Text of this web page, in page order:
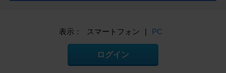
表示： スマートフォン | PC
ログイン